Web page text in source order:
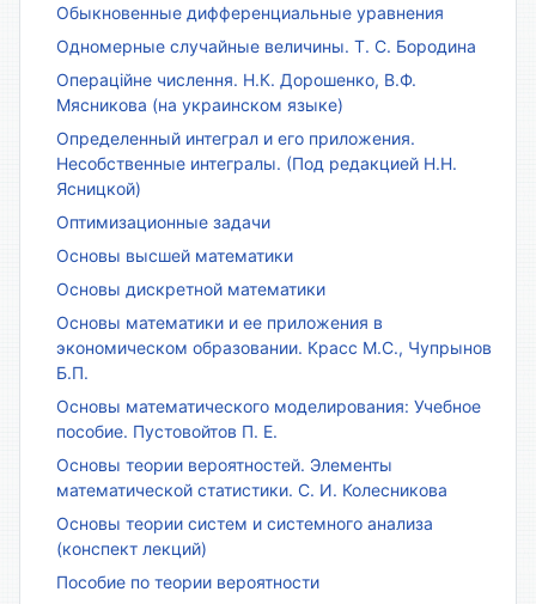
Обыкновенные дифференциальные уравнения
Одномерные случайные величины. Т. С. Бородина
Операційне числення. Н.К. Дорошенко, В.Ф.
Мясникова (на украинском языке)
Определенный интеграл и его приложения.
Несобственные интегралы. (Под редакцией Н.Н.
Ясницкой)
Оптимизационные задачи
Основы высшей математики
Основы дискретной математики
Основы математики и ее приложения в
экономическом образовании. Красс М.С., Чупрынов
Б.П.
Основы математического моделирования: Учебное
пособие. Пустовойтов П. Е.
Основы теории вероятностей. Элементы
математической статистики. С. И. Колесникова
Основы теории систем и системного анализа
(конспект лекций)
Пособие по теории вероятности